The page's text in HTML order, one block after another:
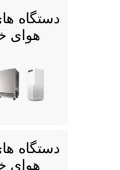
دستگاه
هوای
دستگاه
هوای